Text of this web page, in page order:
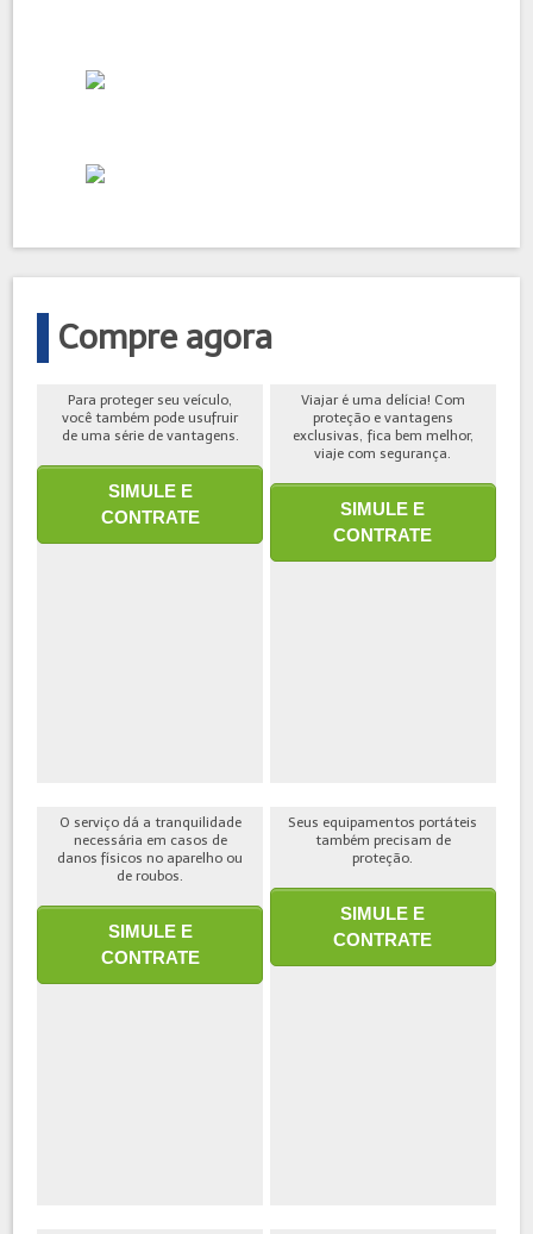
Compre agora
Para proteger seu veículo,
você também pode usufruir
de uma série de vantagens.
SIMULE E
CONTRATE
Viajar é uma delícia! Com
proteção e vantagens
exclusivas, fica bem melhor,
viaje com segurança.
SIMULE E
CONTRATE
O serviço dá a tranquilidade
necessária em casos de
danos físicos no aparelho ou
de roubos.
SIMULE E
CONTRATE
Seus equipamentos portáteis
também precisam de
proteção.
SIMULE E
CONTRATE